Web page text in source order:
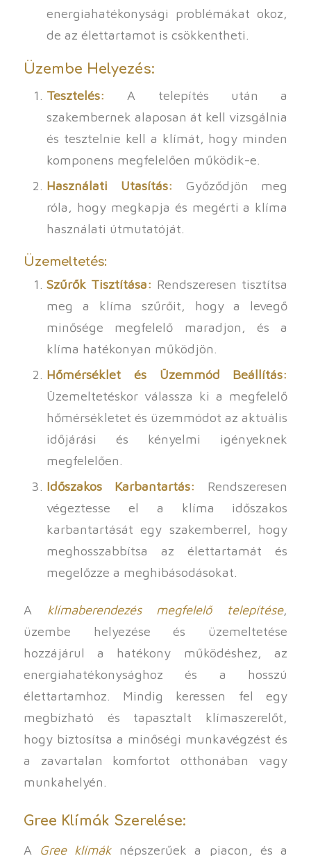
energiahatékonysági problémákat okoz,
de az élettartamot is csökkentheti.
Üzembe Helyezés:
Tesztelés: A telepítés után a
szakembernek alaposan át kell vizsgálnia
és tesztelnie kell a klímát, hogy minden
komponens megfelelően működik-e.
Használati Utasítás: Győződjön meg
róla, hogy megkapja és megérti a klíma
használati útmutatóját.
Üzemeltetés:
Szűrők Tisztítása: Rendszeresen tisztítsa
meg a klíma szűrőit, hogy a levegő
minősége megfelelő maradjon, és a
klíma hatékonyan működjön.
Hőmérséklet és Üzemmód Beállítás:
Üzemeltetéskor válassza ki a megfelelő
hőmérsékletet és üzemmódot az aktuális
időjárási és kényelmi igényeknek
megfelelően.
Időszakos Karbantartás: Rendszeresen
végeztesse el a klíma időszakos
karbantartását egy szakemberrel, hogy
meghosszabbítsa az élettartamát és
megelőzze a meghibásodásokat.
A klímaberendezés megfelelő telepítése,
üzembe helyezése és üzemeltetése
hozzájárul a hatékony működéshez, az
energiahatékonysághoz és a hosszú
élettartamhoz. Mindig keressen fel egy
megbízható és tapasztalt klímaszerelőt,
hogy biztosítsa a minőségi munkavégzést és
a zavartalan komfortot otthonában vagy
munkahelyén.
Gree Klímák Szerelése:
A Gree klímáknépszerűek a piacon, és a